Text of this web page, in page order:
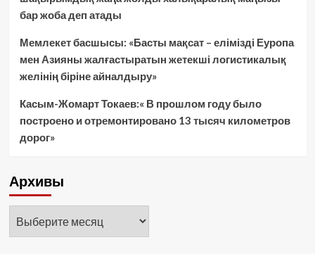
бар жоба деп атады
Мемлекет басшысы: «Басты мақсат – елімізді Еуропа
мен Азияны жалғастыратын жетекші логистикалық
желінің біріне айналдыру»
Касым-Жомарт Токаев:« В прошлом году было
построено и отремонтировано 13 тысяч километров
дорог»
Архивы